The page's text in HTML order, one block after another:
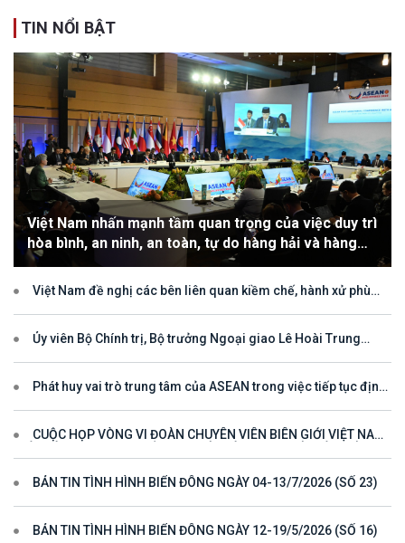
TIN NỔI BẬT
Việt Nam nhấn mạnh tầm quan trọng của việc duy trì
hòa bình, an ninh, an toàn, tự do hàng hải và hàng
không
Việt Nam đề nghị các bên liên quan kiềm chế, hành xử phù
phán đối với vùng đặc quyền kinh tế và thềm lục địa của quốc gia
ven biển
Ủy viên Bộ Chính trị, Bộ trưởng Ngoại giao Lê Hoài Trung
Phát huy vai trò trung tâm của ASEAN trong việc tiếp tục định
CUỘC HỌP VÒNG VI ĐOÀN CHUYÊN VIÊN BIÊN GIỚI VIỆT NAM
TRIỂN
BẢN TIN TÌNH HÌNH BIỂN ĐÔNG NGÀY 04-13/7/2026 (SỐ 23)
BẢN TIN TÌNH HÌNH BIỂN ĐÔNG NGÀY 12-19/5/2026 (SỐ 16)